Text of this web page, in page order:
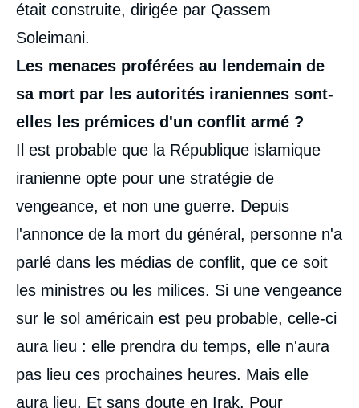
était construite, dirigée par Qassem
Soleimani.
Les menaces proférées au lendemain de
sa mort par les autorités iraniennes sont-
elles les prémices d'un conflit armé ?
Il est probable que la République islamique
iranienne opte pour une stratégie de
vengeance, et non une guerre. Depuis
l'annonce de la mort du général, personne n'a
parlé dans les médias de conflit, que ce soit
les ministres ou les milices. Si une vengeance
sur le sol américain est peu probable, celle-ci
aura lieu : elle prendra du temps, elle n'aura
pas lieu ces prochaines heures. Mais elle
aura lieu. Et sans doute en Irak. Pour